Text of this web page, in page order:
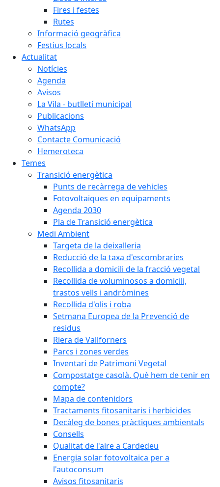
Fires i festes
Rutes
Informació geogràfica
Festius locals
Actualitat
Notícies
Agenda
Avisos
La Vila - butlletí municipal
Publicacions
WhatsApp
Contacte Comunicació
Hemeroteca
Temes
Transició energètica
Punts de recàrrega de vehicles
Fotovoltaiques en equipaments
Agenda 2030
Pla de Transició energètica
Medi Ambient
Targeta de la deixalleria
Reducció de la taxa d'escombraries
Recollida a domicili de la fracció vegetal
Recollida de voluminosos a domicili,
trastos vells i andròmines
Recollida d'olis i roba
Setmana Europea de la Prevenció de
residus
Riera de Vallforners
Parcs i zones verdes
Inventari de Patrimoni Vegetal
Compostatge casolà. Què hem de tenir en
compte?
Mapa de contenidors
Tractaments fitosanitaris i herbicides
Decàleg de bones pràctiques ambientals
Consells
Qualitat de l'aire a Cardedeu
Energia solar fotovoltaica per a
l'autoconsum
Avisos fitosanitaris